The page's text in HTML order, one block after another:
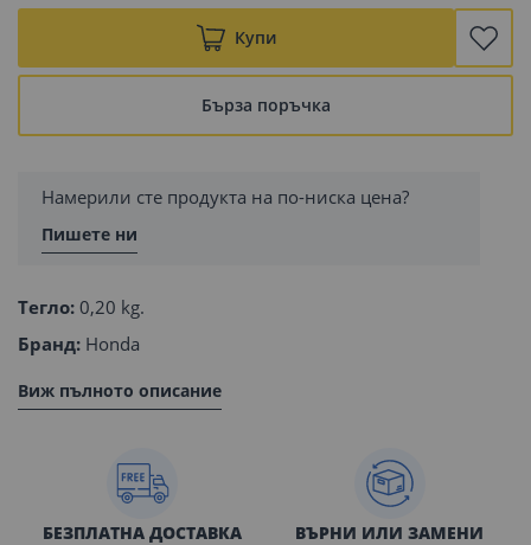
Купи
Бърза поръчка
Намерили сте продукта на по-ниска цена?
Пишете ни
Тегло: 0,20 kg.
Бранд: Honda
Виж пълното описание
БЕЗПЛАТНА ДОСТАВКА
ВЪРНИ ИЛИ ЗАМЕНИ